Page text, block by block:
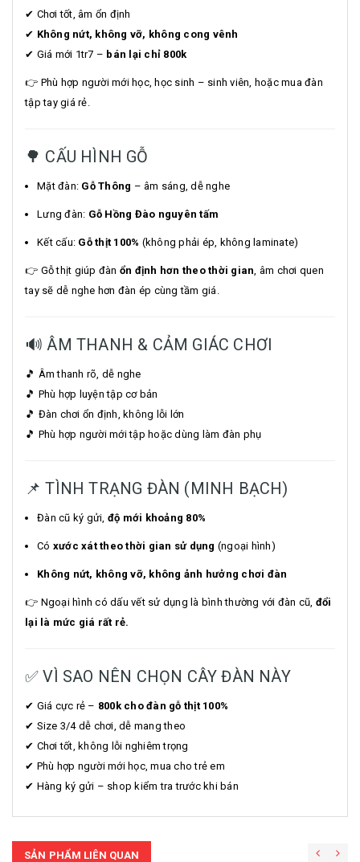
✔ Chơi tốt, âm ổn định
✔ Không nứt, không vỡ, không cong vênh
✔ Giá mới 1tr7 – bán lại chỉ 800k
👉 Phù hợp người mới học, học sinh – sinh viên, hoặc mua đàn
tập tay giá rẻ.
🌳 CẤU HÌNH GỖ
Mặt đàn: Gỗ Thông – âm sáng, dễ nghe
Lưng đàn: Gỗ Hồng Đào nguyên tấm
Kết cấu: Gỗ thịt 100% (không phải ép, không laminate)
👉 Gỗ thịt giúp đàn ổn định hơn theo thời gian, âm chơi quen
tay sẽ dễ nghe hơn đàn ép cùng tầm giá.
🔊 ÂM THANH & CẢM GIÁC CHƠI
🎵 Âm thanh rõ, dễ nghe
🎵 Phù hợp luyện tập cơ bản
🎵 Đàn chơi ổn định, không lỗi lớn
🎵 Phù hợp người mới tập hoặc dùng làm đàn phụ
📌 TÌNH TRẠNG ĐÀN (MINH BẠCH)
Đàn cũ ký gửi, độ mới khoảng 80%
Có xước xát theo thời gian sử dụng (ngoại hình)
Không nứt, không vỡ, không ảnh hưởng chơi đàn
👉 Ngoại hình có dấu vết sử dụng là bình thường với đàn cũ, đổi
lại là mức giá rất rẻ.
✅ VÌ SAO NÊN CHỌN CÂY ĐÀN NÀY
✔ Giá cực rẻ – 800k cho đàn gỗ thịt 100%
✔ Size 3/4 dễ chơi, dễ mang theo
✔ Chơi tốt, không lỗi nghiêm trọng
✔ Phù hợp người mới học, mua cho trẻ em
✔ Hàng ký gửi – shop kiểm tra trước khi bán
SẢN PHẨM LIÊN QUAN